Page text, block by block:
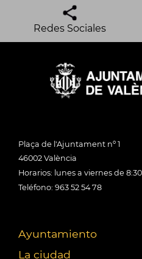
Redes Sociales
Plaça de l'Ajuntament nº 1
46002 València
Horarios: lunes a viernes de
Teléfono: 963 52 54 78
Ayuntamiento
La ciudad